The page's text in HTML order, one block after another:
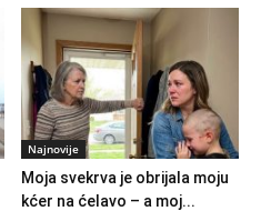
Najnovije
Moja svekrva je obrijala moju
kćer na ćelavo – a moj...